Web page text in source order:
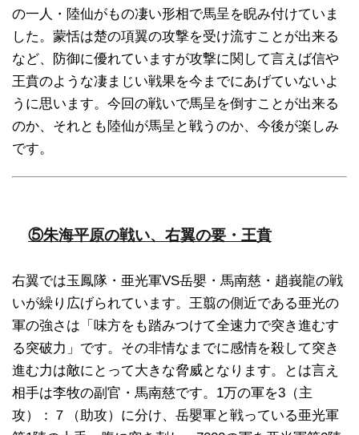
の一人・陸仙がもの凄い形相で馬呈を睨み付けていま
した。蒙恬は楚の項翼の攻撃を受け流すことが出来る
など、防御に優れていますが攻撃に関して言えば信や
王賁のような凄まじい戦果を今までにあげていないよ
うに思います。今回の戦いで馬呈を倒すことが出来る
のか、それとも陸仙が馬呈と戦うのか、今後が楽しみ
です。
⑤朱海平原の戦い、右翼の要・王賁
右翼では玉鳳隊・亜光軍VS岳嬰・馬南慈・趙峩龍の戦
いが繰り広げられています。王翦の側近である亜光の
軍の強さは「味方をも踏みつけて全速力で突き進むす
る突破力」です。その非情なまでに感情を殺して突き
進む力は敵にとって大きな脅威となります。とは言え
相手は李牧の副官・馬南慈です。1万の軍を3（主
攻）：７（助攻）に分け、岳嬰軍と戦っている亜光軍